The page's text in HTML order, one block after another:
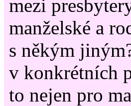
mezi
manželské a
s někým
v konkrétních
to nejen pro